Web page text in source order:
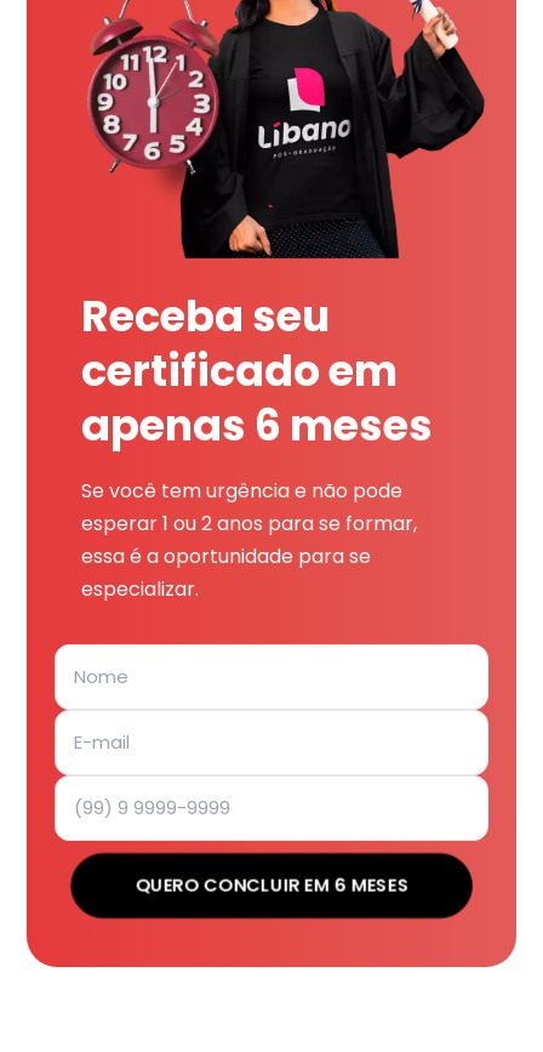
Receba seu
certificado em
apenas 6 meses
Se você tem urgência e não pode
esperar 1 ou 2 anos para se formar,
essa é a oportunidade para se
especializar.
QUERO CONCLUIR EM 6 MESES